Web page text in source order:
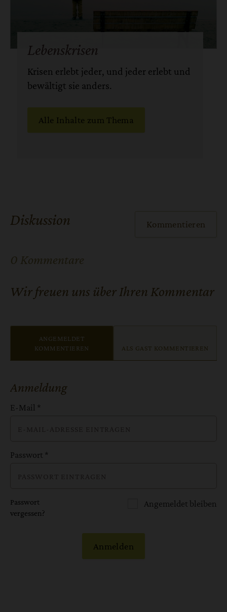
Lebenskrisen
Krisen erlebt jeder, und jeder erlebt und
bewältigt sie anders.
Alle Inhalte zum Thema
Diskussion Kommentieren
0 Kommentare
Wir freuen uns über Ihren Kommentar
ANGEMELDET
KOMMENTIEREN
ALS GAST KOMMENTIEREN
Anmeldung
E-Mail *
Passwort *
Passwort
vergessen?
Angemeldet bleiben
Anmelden